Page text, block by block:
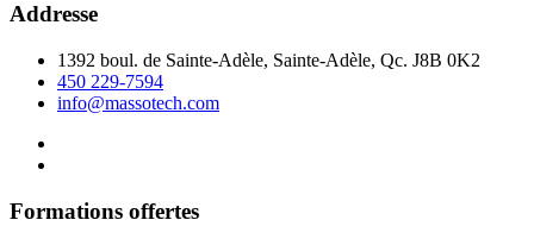
Addresse
1392 boul. de Sainte-Adèle, Sainte-Adèle, Qc. J8B 0K2
450 229-7594
info@massotech.com
Formations offertes